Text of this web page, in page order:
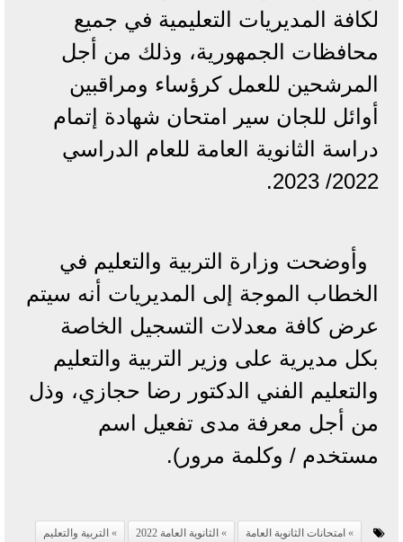
لكافة المديريات التعليمية في جميع
محافظات الجمهورية، وذلك من أجل
المرشحين للعمل كرؤساء ومراقبين
أوائل للجان سير امتحان شهادة إتمام
دراسة الثانوية العامة للعام الدراسي
2022/ 2023.
وأوضحت وزارة التربية والتعليم في
الخطاب الموجة إلى المديريات أنه سيتم
عرض كافة معدلات التسجيل الخاصة
بكل مديرية على وزير التربية والتعليم
والتعليم الفني الدكتور رضا حجازي، وذل
من أجل معرفة مدى تفعيل اسم
مستخدم / وكلمة مرور).
امتحانات الثانوية العامة الثانوية العامة 2022
التربية والتعليم